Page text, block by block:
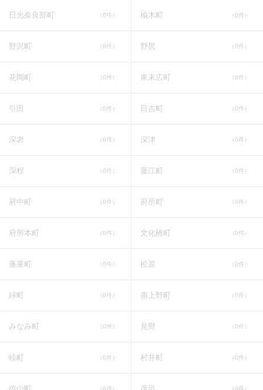
日光奈良部町 （0件） 楡木町 （0件）
野沢町 （0件） 野尻 （0件）
花岡町 （0件） 東末広町 （0件）
引田 （0件） 日吉町 （0件）
深岩 （0件） 深津 （0件）
深程 （0件） 藤江町 （0件）
府中町 （0件） 府所町 （0件）
府所本町 （0件） 文化橋町 （0件）
蓬莱町 （0件） 松原 （0件）
緑町 （0件） 南上野町 （0件）
みなみ町 （0件） 見野 （0件）
睦町 （0件） 村井町 （0件）
（0件） （0件）